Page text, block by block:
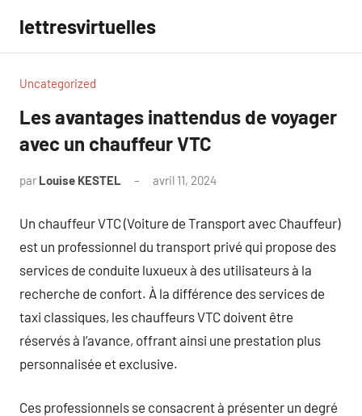
contenu
lettresvirtuelles
Uncategorized
Les avantages inattendus de voyager
avec un chauffeur VTC
par Louise KESTEL avril 11, 2024
Un chauffeur VTC (Voiture de Transport avec Chauffeur)
est un professionnel du transport privé qui propose des
services de conduite luxueux à des utilisateurs à la
recherche de confort. À la différence des services de
taxi classiques, les chauffeurs VTC doivent être
réservés à l’avance, offrant ainsi une prestation plus
personnalisée et exclusive.
Ces professionnels se consacrent à présenter un degré